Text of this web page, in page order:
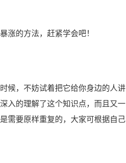
涨的方法，赶紧学会吧！
候，不妨试着把它给你身边的人讲
入的理解了这个知识点，而且又一
需要原样重复的，大家可根据自己